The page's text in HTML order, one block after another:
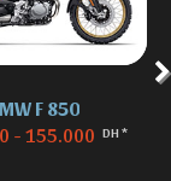
F 850
- 155.000 DH *